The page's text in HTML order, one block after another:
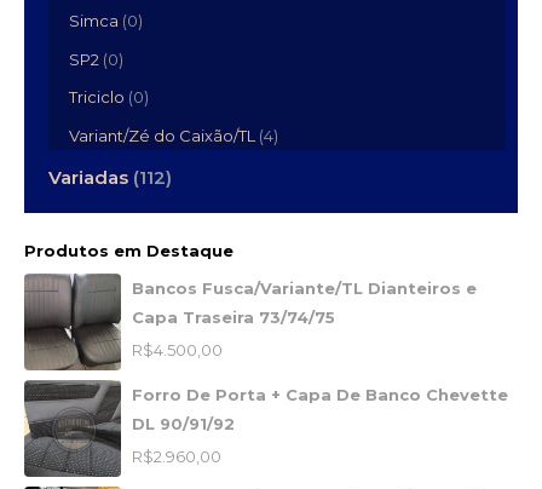
Simca (0)
SP2 (0)
Triciclo (0)
Variant/Zé do Caixão/TL (4)
Variadas (112)
Produtos em Destaque
Bancos Fusca/Variante/TL Dianteiros e
Capa Traseira 73/74/75
R$4.500,00
Forro De Porta + Capa De Banco Chevette
DL 90/91/92
R$2.960,00